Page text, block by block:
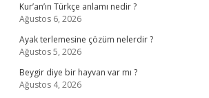
Kur’an’ın Türkçe anlamı nedir ?
Ağustos 6, 2026
Ayak terlemesine çözüm nelerdir ?
Ağustos 5, 2026
Beygir diye bir hayvan var mı ?
Ağustos 4, 2026